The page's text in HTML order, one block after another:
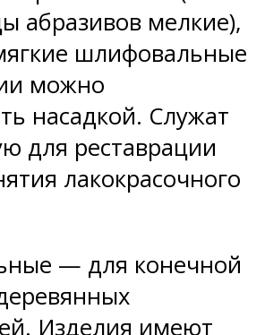
абразивов мелкие),
шлифовальные
можно
насадкой. Служат
для реставрации
лакокрасочного
— для конечной
Изделия имеют